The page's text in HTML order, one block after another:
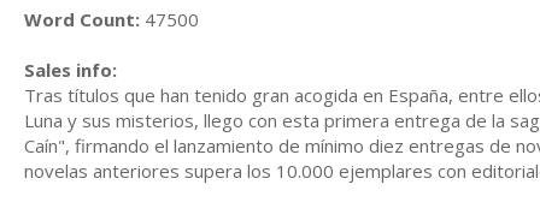
Word Count: 47500
Sales info:
Tras títulos que han tenido gran acogida en España, entre
Luna y sus misterios, llego con esta primera entrega de la
Caín", firmando el lanzamiento de mínimo diez entregas de
novelas anteriores supera los 10.000 ejemplares con